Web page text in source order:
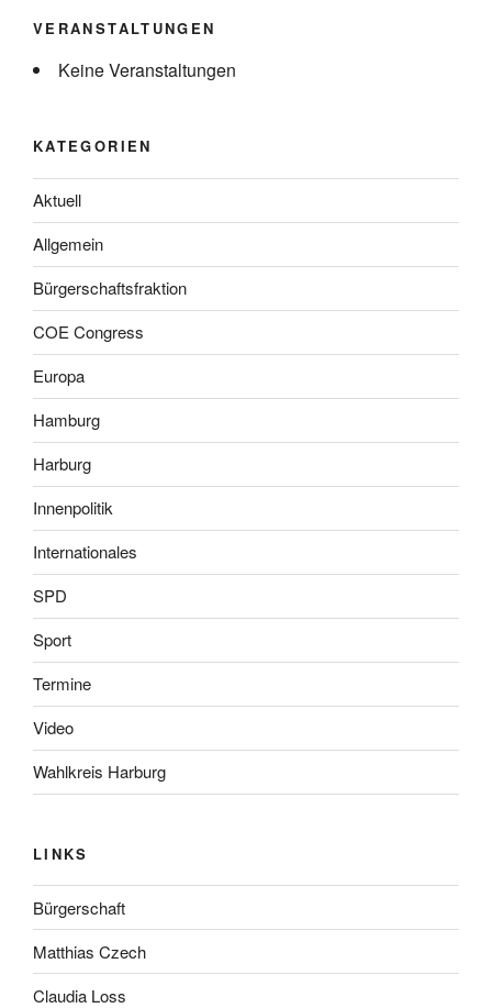
VERANSTALTUNGEN
Keine Veranstaltungen
KATEGORIEN
Aktuell
Allgemein
Bürgerschaftsfraktion
COE Congress
Europa
Hamburg
Harburg
Innenpolitik
Internationales
SPD
Sport
Termine
Video
Wahlkreis Harburg
LINKS
Bürgerschaft
Matthias Czech
Claudia Loss